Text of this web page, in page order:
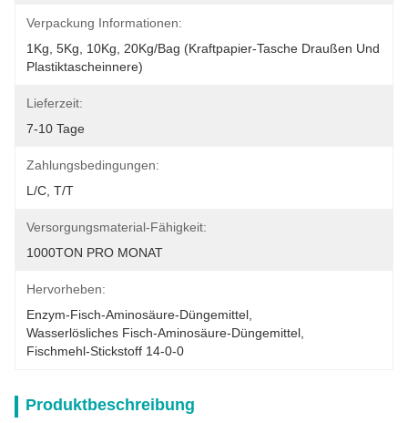
Verpackung Informationen:
1Kg, 5Kg, 10Kg, 20Kg/Bag (Kraftpapier-Tasche Draußen Und
Plastiktascheinnere)
Lieferzeit:
7-10 Tage
Zahlungsbedingungen:
L/C, T/T
Versorgungsmaterial-Fähigkeit:
1000TON PRO MONAT
Hervorheben:
Enzym-Fisch-Aminosäure-Düngemittel
Wasserlösliches Fisch-Aminosäure-Düngemittel
Fischmehl-Stickstoff 14-0-0
Produktbeschreibung